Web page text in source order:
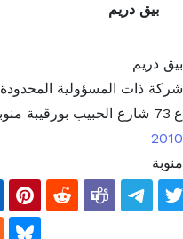
بيق دريم
بيق دريم
شركة ذات المسؤولية المحدودة
ع 73 شارع الحبيب بورقيبة منوبة
2010
منوبة